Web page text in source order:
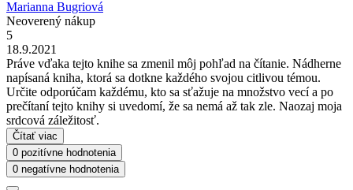
Marianna Bugriová
Neoverený nákup
5
18.9.2021
Práve vďaka tejto knihe sa zmenil môj pohľad na čítanie. Nádherne
napísaná kniha, ktorá sa dotkne každého svojou citlivou témou.
Určite odporúčam každému, kto sa sťažuje na množstvo vecí a po
prečítaní tejto knihy si uvedomí, že sa nemá až tak zle. Naozaj moja
srdcová záležitosť.
Čítať viac
0 pozitívne hodnotenia
0 negatívne hodnotenia